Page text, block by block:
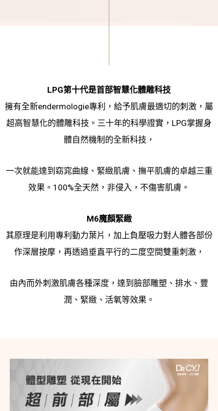
LPG第十代是首部智慧化體雕科技
擁有全新endermologie專利，給予肌膚最適切的刺激，屬
超高智慧化的體雕科技。三十年的科學證實，LPG掌握身
體自然機制的全新科技，
一次就能達到窈窕曲線、緊緻肌膚、撫平肌膚的卓越三重
效果。100%全天然，非侵入，不傷害肌膚。
M6魔顏緊緻
其原理是利用專利動力葉片，加上負壓吸力對人體各部份
作深層按摩，再透過垂直平行的二度空間雙重刺激，
由內而外刺激肌膚各種深度，達到臉部雕塑、排水、豐
潤、緊緻、活氧等效果。